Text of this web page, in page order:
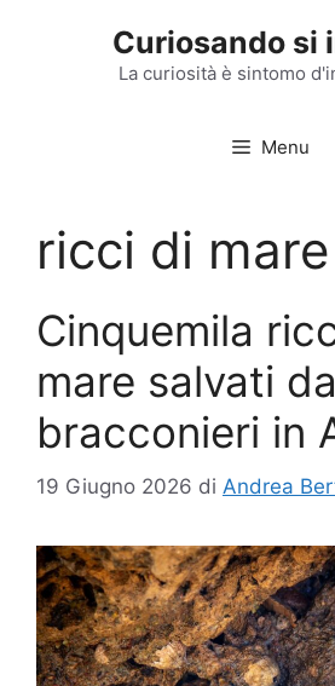
Curiosando si
La curiosità è sintomo
Menu
ricci di mare
Cinquemila
mare salvati
bracconieri in
19 Giugno 2026 di Andrea